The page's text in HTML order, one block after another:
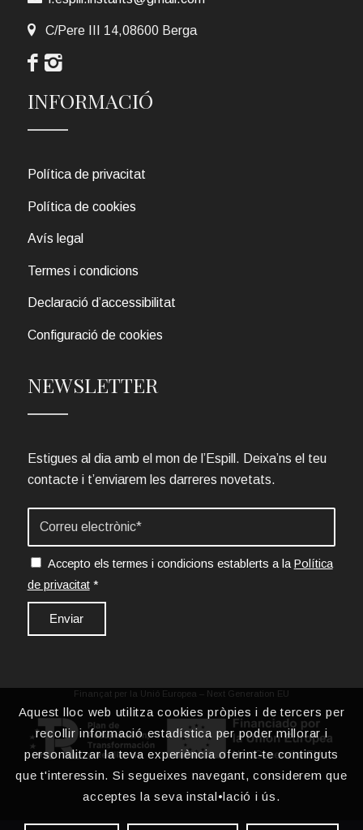
C/Pere III 14,08600 Berga
INFORMACIÓ
Política de privacitat
Política de cookies
Avís legal
Termes i condicions
Declaració d’accessibilitat
Configuració de cookies
NEWSLETTER
Estigues al dia amb el mon de l’Espill. Deixa’ns el teu
contacte i t’enviarem les darreres novetats.
Accepto els termes i condicions establerts a la Política
de privacitat *
Finançat per la Unió Europea – Next Generation EU
Aquest lloc web utilitza cookies pròpies i de tercers per
recollir informació estadística per poder millorar i
personalitzar la teva experiència oferint-te continguts
que t'interessin. Si segueixes navegant, considerem que
acceptes la seva instal•lació i ús.